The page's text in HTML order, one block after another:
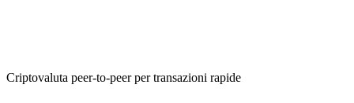
Criptovaluta peer-to-peer per transazioni rapide